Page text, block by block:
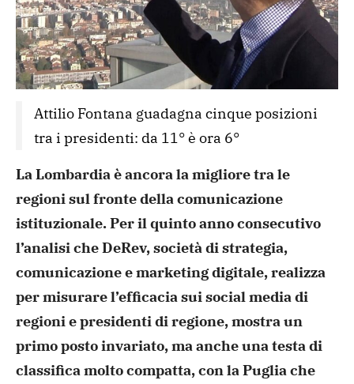
Attilio Fontana guadagna cinque posizioni
tra i presidenti: da 11° è ora 6°
La Lombardia è ancora la migliore tra le
regioni sul fronte della comunicazione
istituzionale. Per il quinto anno consecutivo
l’analisi che DeRev, società di strategia,
comunicazione e marketing digitale, realizza
per misurare l’efficacia sui social media di
regioni e presidenti di regione, mostra un
primo posto invariato, ma anche una testa di
classifica molto compatta, con la Puglia che